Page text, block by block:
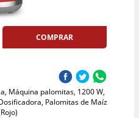
COMPRAR
Máquina palomitas, 1200 W,
Palomitas de Maíz